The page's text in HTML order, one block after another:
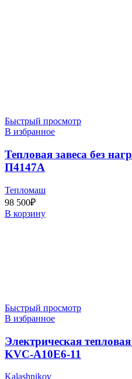
Быстрый просмотр
В избранное
Тепловая завеса без
П4147A
Тепломаш
98 500₽
В корзину
Быстрый просмотр
В избранное
Электрическая
KVC-A10E6-11
Kalashnikov